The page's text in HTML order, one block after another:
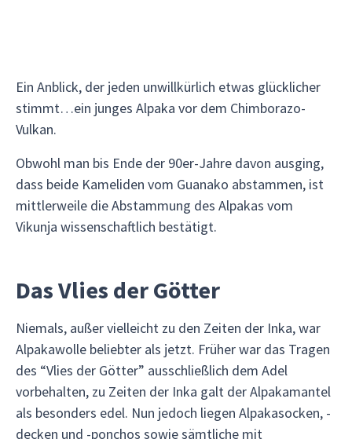
Ein Anblick, der jeden unwillkürlich etwas glücklicher
stimmt…ein junges Alpaka vor dem Chimborazo-
Vulkan.
Obwohl man bis Ende der 90er-Jahre davon ausging,
dass beide Kameliden vom Guanako abstammen, ist
mittlerweile die Abstammung des Alpakas vom
Vikunja wissenschaftlich bestätigt.
Das Vlies der Götter
Niemals, außer vielleicht zu den Zeiten der Inka, war
Alpakawolle beliebter als jetzt. Früher war das Tragen
des “Vlies der Götter” ausschließlich dem Adel
vorbehalten, zu Zeiten der Inka galt der Alpakamantel
als besonders edel. Nun jedoch liegen Alpakasocken, -
decken und -ponchos sowie sämtliche mit